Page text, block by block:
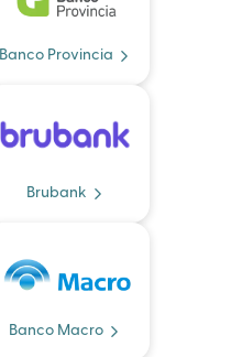
Banco Provincia
Brubank
Banco Macro